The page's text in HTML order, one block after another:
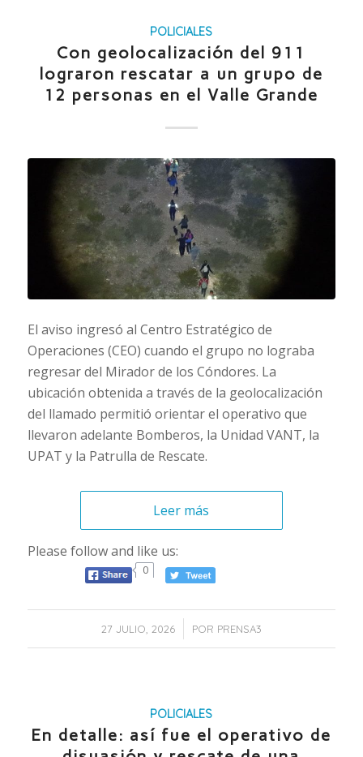
POLICIALES
Con geolocalización del 911
lograron rescatar a un grupo de
12 personas en el Valle Grande
El aviso ingresó al Centro Estratégico de
Operaciones (CEO) cuando el grupo no lograba
regresar del Mirador de los Cóndores. La
ubicación obtenida a través de la geolocalización
del llamado permitió orientar el operativo que
llevaron adelante Bomberos, la Unidad VANT, la
UPAT y la Patrulla de Rescate.
Leer más
Please follow and like us:
0
27 JULIO, 2026 POR PRENSA3
POLICIALES
En detalle: así fue el operativo de